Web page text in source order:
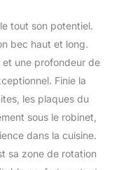
tout son potentiel.
bec haut et long.
une profondeur de
Finie la
les plaques du
sous le robinet,
dans la cuisine.
sa zone de rotation